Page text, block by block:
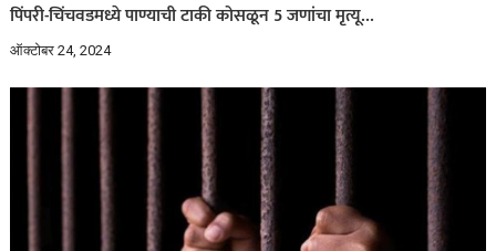
पिंपरी-चिंचवडमध्ये पाण्याची टाकी कोसळून 5 जणांचा मृत्यू…
ऑक्टोबर 24, 2024